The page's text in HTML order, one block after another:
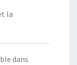
la
dans